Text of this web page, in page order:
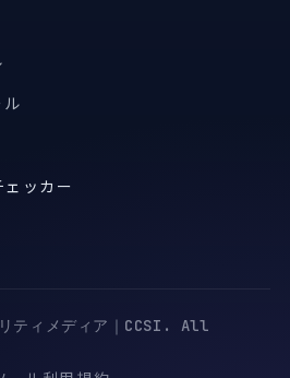
ェッカー
ティメディア｜CCSI. All